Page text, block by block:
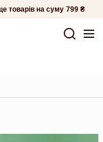
товарів на суму 799 ₴